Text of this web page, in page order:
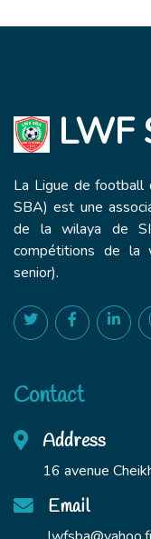
LWF
La Ligue de
SBA) est une
de la wilaya de
compétitions de la
senior).
Contact
Address
16 avenue
Email